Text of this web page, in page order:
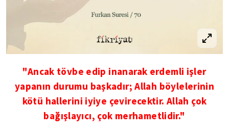
"Ancak tövbe edip inanarak erdemli işler
yapanın durumu başkadır; Allah böylelerinin
kötü hallerini iyiye çevirecektir. Allah çok
bağışlayıcı, çok merhametlidir."